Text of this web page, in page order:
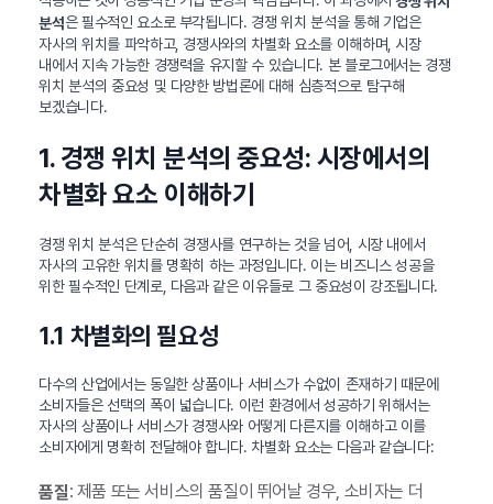
분석은 필수적인 요소로 부각됩니다. 경쟁 위치 분석을 통해 기업은
자사의 위치를 파악하고, 경쟁사와의 차별화 요소를 이해하며, 시장
내에서 지속 가능한 경쟁력을 유지할 수 있습니다. 본 블로그에서는 경쟁
위치 분석의 중요성 및 다양한 방법론에 대해 심층적으로 탐구해
보겠습니다.
1. 경쟁 위치 분석의 중요성: 시장에서의
차별화 요소 이해하기
경쟁 위치 분석은 단순히 경쟁사를 연구하는 것을 넘어, 시장 내에서
자사의 고유한 위치를 명확히 하는 과정입니다. 이는 비즈니스 성공을
위한 필수적인 단계로, 다음과 같은 이유들로 그 중요성이 강조됩니다.
1.1 차별화의 필요성
다수의 산업에서는 동일한 상품이나 서비스가 수없이 존재하기 때문에
소비자들은 선택의 폭이 넓습니다. 이런 환경에서 성공하기 위해서는
자사의 상품이나 서비스가 경쟁사와 어떻게 다른지를 이해하고 이를
소비자에게 명확히 전달해야 합니다. 차별화 요소는 다음과 같습니다:
품질: 제품 또는 서비스의 품질이 뛰어날 경우, 소비자는 더